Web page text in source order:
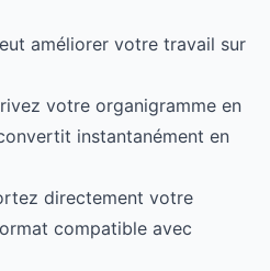
améliorer votre travail sur
votre organigramme en
instantanément en
directement votre
compatible avec